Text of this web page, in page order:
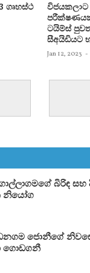
ගෘහස්ථ
විජයකලාට
ටයිම්ස්‌
සීඅයිඩියට
Jan 12, 2023 -
බිරිඳ සහ
නියෝග
ජොනීගේ
ගොඩගනී